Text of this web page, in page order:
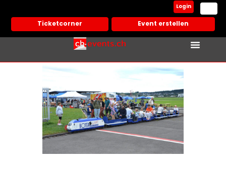
Ticketcorner Event erstellen
Login